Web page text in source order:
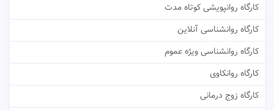
کارگاه روانپویشی کوتاه مدت
کارگاه روانشناسی آنلاین
کارگاه روانشناسی ویژه عموم
کارگاه روانکاوی
کارگاه زوج درمانی